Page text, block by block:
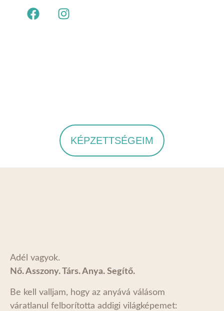
KÉPZETTSÉGEIM
Adél vagyok.
Nő. Asszony. Társ. Anya. Segítő.
Be kell valljam, hogy az anyává válásom
váratlanul felborította addigi világképemet: